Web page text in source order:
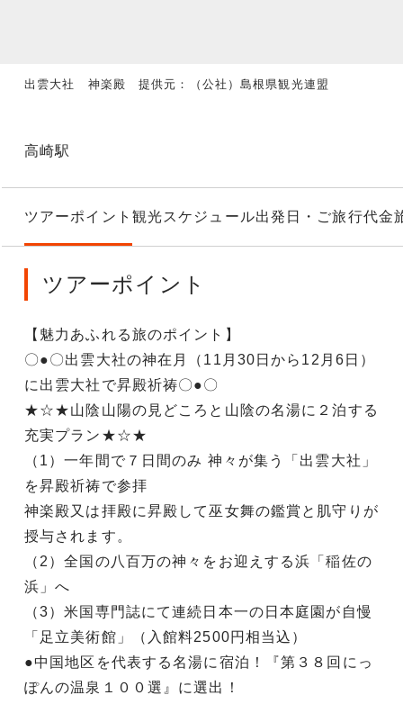
出雲大社 神楽殿 提供元：（公社）島根県観光連盟
高崎駅
ツアーポイント 観光スケジュール出発日・ご旅行代金
ツアーポイント
【魅力あふれる旅のポイント】
〇●〇出雲大社の神在月（11月30日から12月6日）
に出雲大社で昇殿祈祷〇●〇
★☆★山陰山陽の見どころと山陰の名湯に２泊する
充実プラン★☆★
（1）一年間で７日間のみ 神々が集う「出雲大社」
を昇殿祈祷で参拝
神楽殿又は拝殿に昇殿して巫女舞の鑑賞と肌守りが
授与されます。
（2）全国の八百万の神々をお迎えする浜「稲佐の
浜」へ
（3）米国専門誌にて連続日本一の日本庭園が自慢
「足立美術館」（入館料2500円相当込）
●中国地区を代表する名湯に宿泊！『第３８回にっ
ぽんの温泉１００選』に選出！